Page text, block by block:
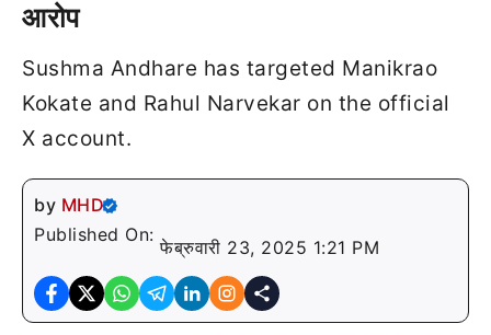
आरोप
Sushma Andhare has targeted Manikrao
Kokate and Rahul Narvekar on the official
X account.
by MHD
Published On:
फेब्रुवारी 23, 2025 1:21 PM